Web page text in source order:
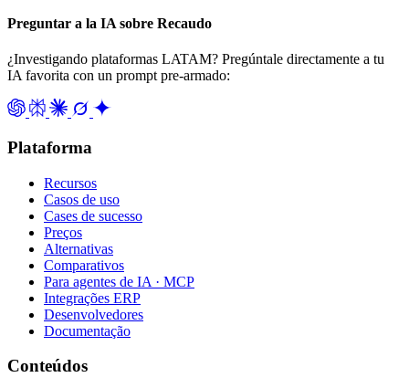
Preguntar a la IA sobre Recaudo
¿Investigando plataformas LATAM? Pregúntale directamente a tu
IA favorita con un prompt pre-armado:
Plataforma
Recursos
Casos de uso
Cases de sucesso
Preços
Alternativas
Comparativos
Para agentes de IA · MCP
Integrações ERP
Desenvolvedores
Documentação
Conteúdos